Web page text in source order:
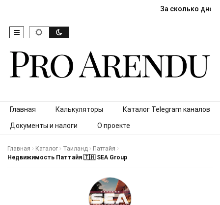
За сколько дней
Skip to content
Главная Калькуляторы Каталог Telegram каналов
Документы и налоги О проекте
Главная Каталог Таиланд
Паттайя
Недвижимость Паттайя 🇹🇭 SEA Group